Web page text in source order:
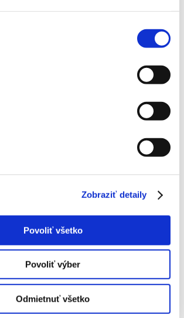
Zobraziť detaily
Povoliť všetko
Povoliť výber
Odmietnuť všetko
v Záhradnom centre vo Svite, ovocné